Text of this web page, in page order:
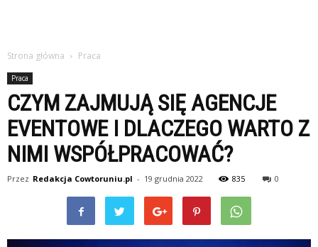
Strona główna Praca
Praca
CZYM ZAJMUJĄ SIĘ AGENCJE
EVENTOWE I DLACZEGO WARTO Z
NIMI WSPÓŁPRACOWAĆ?
Przez Redakcja Cowtoruniu.pl - 19 grudnia 2022 835 0